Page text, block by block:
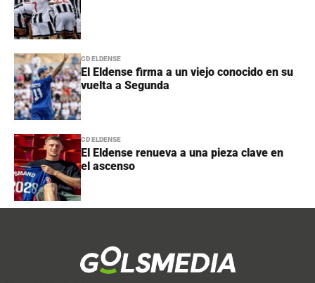
CD ELDENSE
El Eldense firma a un viejo conocido en su
vuelta a Segunda
CD ELDENSE
El Eldense renueva a una pieza clave en
el ascenso